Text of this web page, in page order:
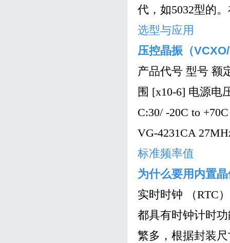
代，如5032型的
选型与应用
压控晶振（
产品代号 型号 额
围 [x10-6] 电源电
C:30/ -20C to
VG-4231CA
标准频率值
为什么要用内置
实时时钟 （RTC
都具有时钟计时
繁多，根据封装